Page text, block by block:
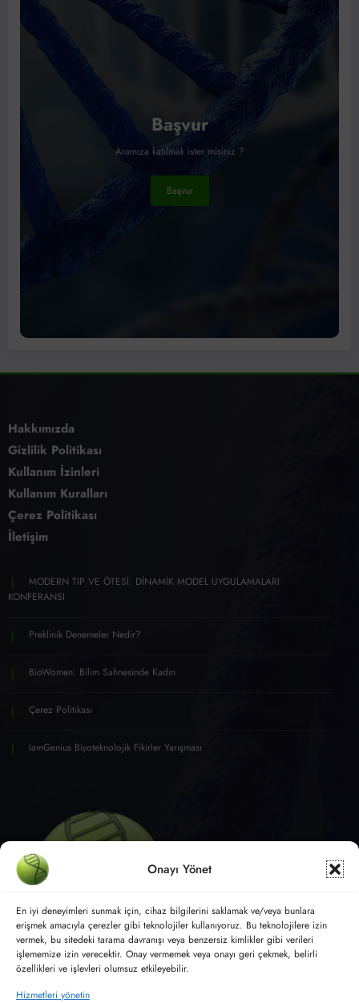
Onayı Yönet
En iyi deneyimleri sunmak için, cihaz bilgilerini saklamak ve/veya bunlara
erişmek amacıyla çerezler gibi teknolojiler kullanıyoruz. Bu teknolojilere izin
vermek, bu sitedeki tarama davranışı veya benzersiz kimlikler gibi verileri
işlememize izin verecektir. Onay vermemek veya onayı geri çekmek, belirli
özellikleri ve işlevleri olumsuz etkileyebilir.
Hizmetleri yönetin
Başvur
Aramıza katılmak ister misiniz ?
Başvur
Hakkımızda
Gizlilik Politikası
Kullanım İzinleri
Kullanım Kuralları
Çerez Politikası
İletişim
MODERN TIP VE ÖTESİ: DİNAMİK MODEL UYGULAMALARI
KONFERANSI
Preklinik Denemeler Nedir?
BioWomen: Bilim Sahnesinde Kadın
Çerez Politikası
IamGenius Biyoteknolojik Fikirler Yarışması
Moleküler Biyoloji ve Genetik